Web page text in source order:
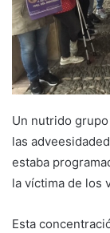
l
Un nutrido
las
estaba
la víctima de los
Esta